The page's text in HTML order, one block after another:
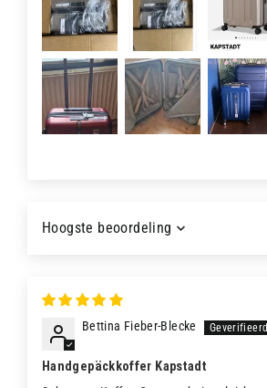
Sort by
Bettina Fieber-Blecke
Handgepäckkoffer Kapstadt